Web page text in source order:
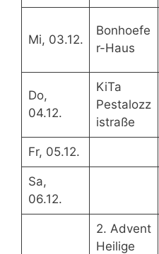
Mi, 03.12.
Bonhoefe
r-Haus
Do,
04.12.
KiTa
Pestalozz
istraße
Fr, 05.12.
Sa,
06.12.
2. Advent
Heilige